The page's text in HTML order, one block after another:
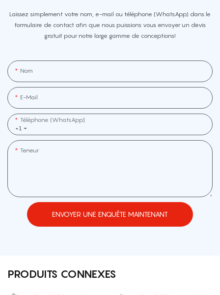
Laissez simplement votre nom, e-mail ou téléphone (WhatsApp) dans le
formulaire de contact afin que nous puissions vous envoyer un devis
gratuit pour notre large gamme de conceptions!
Nom
E-Mail
+1
Téléphone (WhatsApp]
Teneur
ENVOYER UNE ENQUÊTE MAINTENANT
PRODUITS CONNEXES